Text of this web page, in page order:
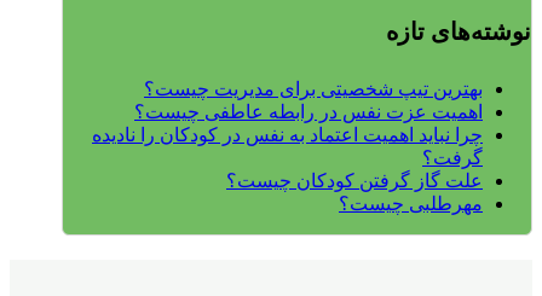
نوشته‌های تازه
بهترین تیپ شخصیتی برای مدیریت چیست؟
اهمیت عزت نفس در رابطه عاطفی چیست؟
چرا نباید اهمیت اعتماد به نفس در کودکان را نادیده
گرفت؟
علت گاز گرفتن کودکان چیست؟
مهرطلبی چیست؟